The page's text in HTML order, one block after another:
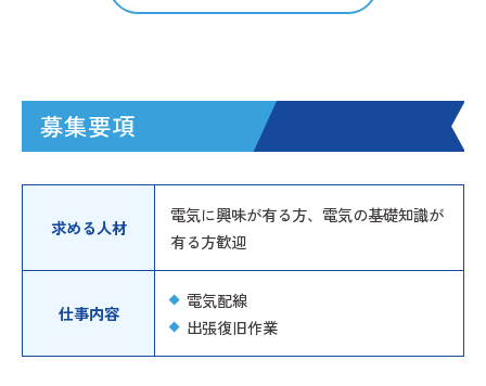
募集要項
求める人材
電気に興味が有る方、電気の基礎知識が
有る方歓迎
仕事内容
電気配線
出張復旧作業